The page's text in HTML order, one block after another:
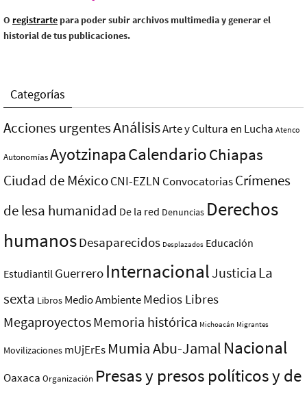
O registrarte para poder subir archivos multimedia y generar el
historial de tus publicaciones.
Categorías
Acciones urgentesAnálisisArte y Cultura en Lucha Atenco
AutonomíasAyotzinapaCalendarioChiapas
Ciudad de MéxicoCNI-EZLN ConvocatoriasCrímenes
de lesa humanidad De la red Denuncias Derechos
humanosDesaparecidos Desplazados Educación
Estudiantil Guerrero InternacionalJusticia La
sexta Libros Medio AmbienteMedios Libres
MegaproyectosMemoria histórica Michoacán Migrantes
Movilizaciones mUjErEs Mumia Abu-Jamal Nacional
Oaxaca Organización Presas y presos polí­ticos y de